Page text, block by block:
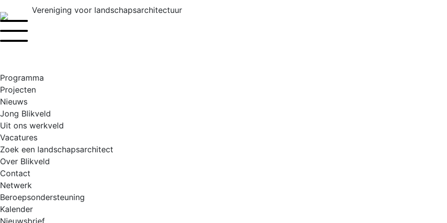
naar
de
inhoud
Vereniging voor landschapsarchitectuur
Programma
Projecten
Nieuws
Jong Blikveld
Uit ons werkveld
Vacatures
Zoek een landschapsarchitect
Over Blikveld
Contact
Netwerk
Beroepsondersteuning
Kalender
Nieuwsbrief